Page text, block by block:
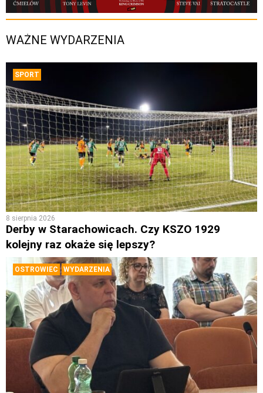
WAŻNE WYDARZENIA
SPORT
8 sierpnia 2026
Derby w Starachowicach. Czy KSZO 1929
kolejny raz okaże się lepszy?
OSTROWIEC WYDARZENIA